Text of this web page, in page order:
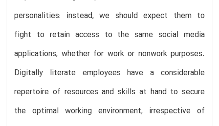
personalities: instead, we should expect them to
fight to retain access to the same social media
applications, whether for work or nonwork purposes.
Digitally literate employees have a considerable
repertoire of resources and skills at hand to secure
the optimal working environment, irrespective of